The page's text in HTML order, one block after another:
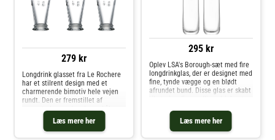
279 kr
Læs mere her
Longdrink glasset fra Le Rochere
har et stilrent design med et
charmerende bimotiv hele vejen
rundt. Den er fremstillet af
presset glas med en lang skål
perfekt til drinks. Perfekt til
hverdag og mere festlige
lejligheder. Om longdrink glasset
295 kr
Læs mere her
Oplev LSA's Borough-sæt med fire
longdrinkglas, der er designet med
fine, tynde vægge og en blødt
afrundet bund. Disse glas er skabt
blyfrit krystalglas for optimal
klarhed og styrke. G